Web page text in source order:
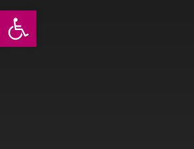
Abrir barra de herramientas